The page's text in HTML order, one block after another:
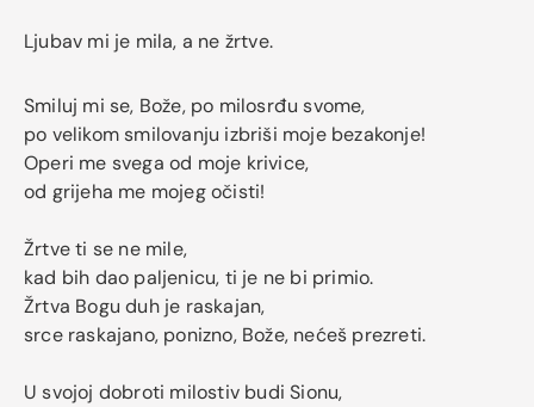
Ljubav mi je mila, a ne žrtve.
Smiluj mi se, Bože, po milosrđu svome,
po velikom smilovanju izbriši moje bezakonje!
Operi me svega od moje krivice,
od grijeha me mojeg očisti!
Žrtve ti se ne mile,
kad bih dao paljenicu, ti je ne bi primio.
Žrtva Bogu duh je raskajan,
srce raskajano, ponizno, Bože, nećeš prezreti.
U svojoj dobroti milostiv budi Sionu,